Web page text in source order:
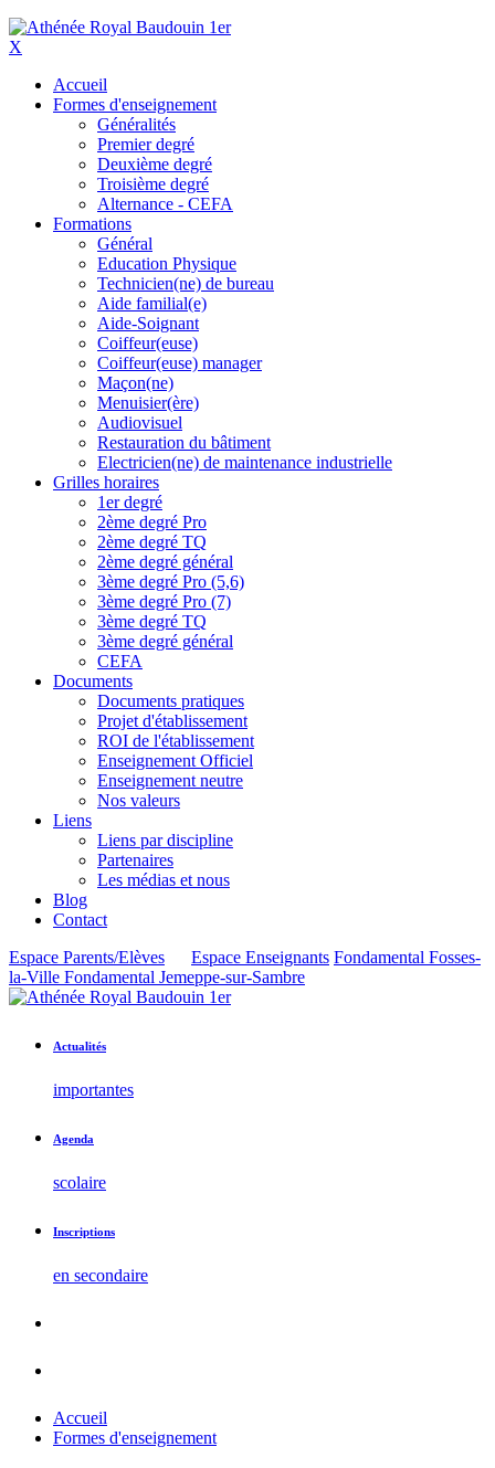
X
Accueil
Formes d'enseignement
Généralités
Premier degré
Deuxième degré
Troisième degré
Alternance - CEFA
Formations
Général
Education Physique
Technicien(ne) de bureau
Aide familial(e)
Aide-Soignant
Coiffeur(euse)
Coiffeur(euse) manager
Maçon(ne)
Menuisier(ère)
Audiovisuel
Restauration du bâtiment
Electricien(ne) de maintenance industrielle
Grilles horaires
1er degré
2ème degré Pro
2ème degré TQ
2ème degré général
3ème degré Pro (5,6)
3ème degré Pro (7)
3ème degré TQ
3ème degré général
CEFA
Documents
Documents pratiques
Projet d'établissement
ROI de l'établissement
Enseignement Officiel
Enseignement neutre
Nos valeurs
Liens
Liens par discipline
Partenaires
Les médias et nous
Blog
Contact
Espace Parents/Elèves
Espace Enseignants Fondamental Fosses-
la-Ville Fondamental Jemeppe-sur-Sambre
Actualités
importantes
Agenda
scolaire
Inscriptions
en secondaire
Accueil
Formes d'enseignement